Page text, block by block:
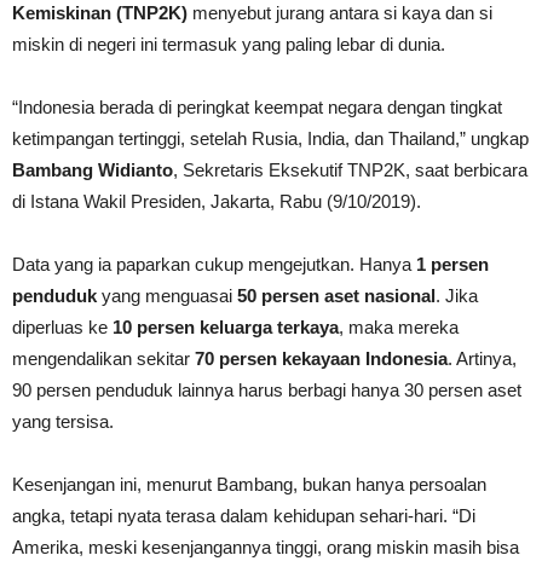
Kemiskinan (TNP2K) menyebut jurang antara si kaya dan si
miskin di negeri ini termasuk yang paling lebar di dunia.
“Indonesia berada di peringkat keempat negara dengan tingkat
ketimpangan tertinggi, setelah Rusia, India, dan Thailand,” ungkap
Bambang Widianto, Sekretaris Eksekutif TNP2K, saat berbicara
di Istana Wakil Presiden, Jakarta, Rabu (9/10/2019).
Data yang ia paparkan cukup mengejutkan. Hanya 1 persen
penduduk yang menguasai 50 persen aset nasional. Jika
diperluas ke 10 persen keluarga terkaya, maka mereka
mengendalikan sekitar 70 persen kekayaan Indonesia. Artinya,
90 persen penduduk lainnya harus berbagi hanya 30 persen aset
yang tersisa.
Kesenjangan ini, menurut Bambang, bukan hanya persoalan
angka, tetapi nyata terasa dalam kehidupan sehari-hari. “Di
Amerika, meski kesenjangannya tinggi, orang miskin masih bisa